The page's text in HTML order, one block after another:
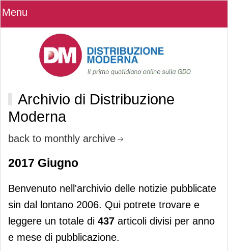
Menu
Archivio di Distribuzione
Moderna
back to monthly archive
2017 Giugno
Benvenuto nell'archivio delle notizie pubblicate
sin dal lontano 2006. Qui potrete trovare e
leggere un totale di 437 articoli divisi per anno
e mese di pubblicazione.